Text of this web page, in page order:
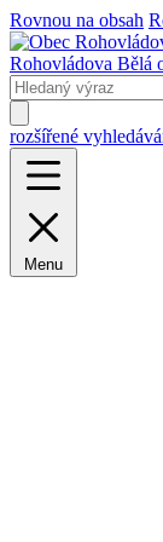
Rovnou na obsah
Rohovládova Bělá
rozšířené
Menu